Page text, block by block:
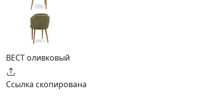
ВЕСТ оливковый
Ссылка скопирована